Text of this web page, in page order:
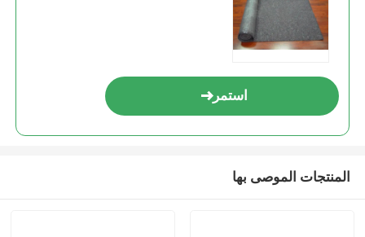
استمر
المنتجات الموصى بها